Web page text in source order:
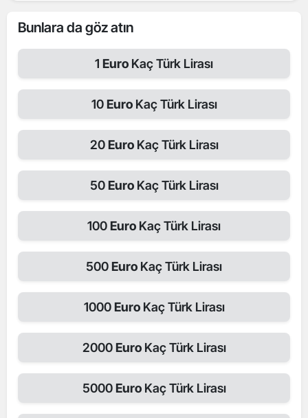
Bunlara da göz atın
1 Euro Kaç Türk Lirası
10EuroKaç Türk Lirası
20EuroKaç Türk Lirası
50EuroKaç Türk Lirası
100Euro Kaç Türk Lirası
500Euro Kaç Türk Lirası
1000EuroKaç Türk Lirası
2000EuroKaç Türk Lirası
5000EuroKaç Türk Lirası